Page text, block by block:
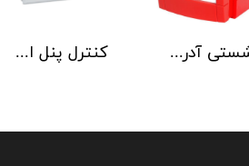
کنترل پنل اطفاء حریق C-TEC EP203 شستی آدرس پذیر ضد آب هوچیکی Hochiki مدل HCP-W SCI